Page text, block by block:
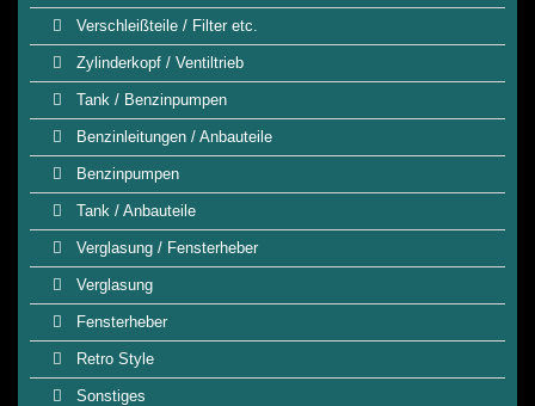
Verschleißteile / Filter etc.
Zylinderkopf / Ventiltrieb
Tank / Benzinpumpen
Benzinleitungen / Anbauteile
Benzinpumpen
Tank / Anbauteile
Verglasung / Fensterheber
Verglasung
Fensterheber
Retro Style
Sonstiges